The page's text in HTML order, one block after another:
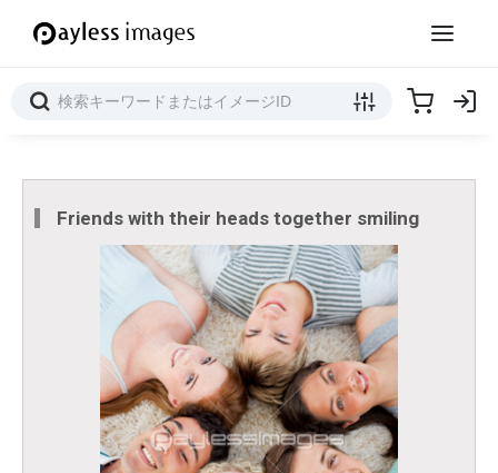
Friends with their heads together smiling